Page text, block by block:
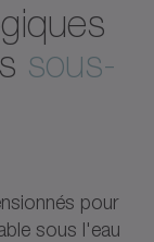
sous-
pour
sous l'eau